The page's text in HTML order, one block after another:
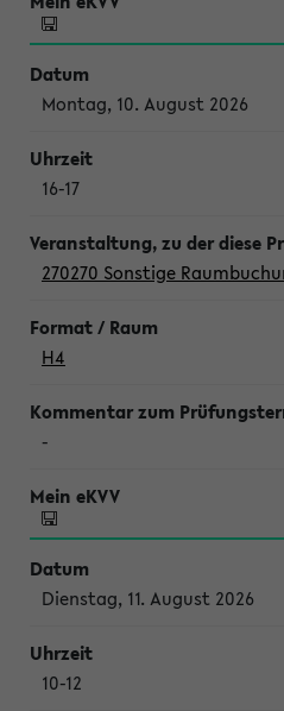
Montag, 10. August 2026
16-17
270270 Sonstige
H4
-
Dienstag, 11. August 2026
10-12